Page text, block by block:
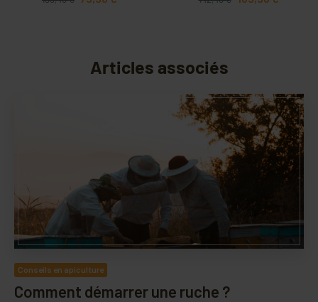
Articles associés
Conseils en apiculture
Comment démarrer une ruche ?